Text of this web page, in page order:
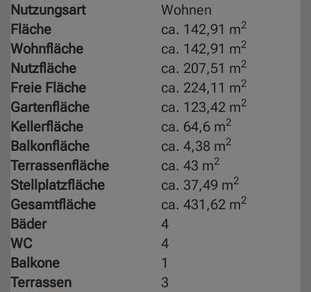
Nutzungsart
Wohnen
Fläche
ca. 142,91 m2
Wohnfläche ca. 142,91 m2
Nutzfläche ca. 207,51 m2
Freie Fläche ca. 224,11 m2
Gartenfläche ca. 123,42 m2
Kellerfläche ca. 64,6 m2
Balkonfläche ca. 4,38 m2
Terrassenfläche ca. 43 m2
Stellplatzfläche ca. 37,49 m2
Gesamtfläche ca. 431,62 m2
Bäder
4
WC
4
Balkone
1
Terrassen
3